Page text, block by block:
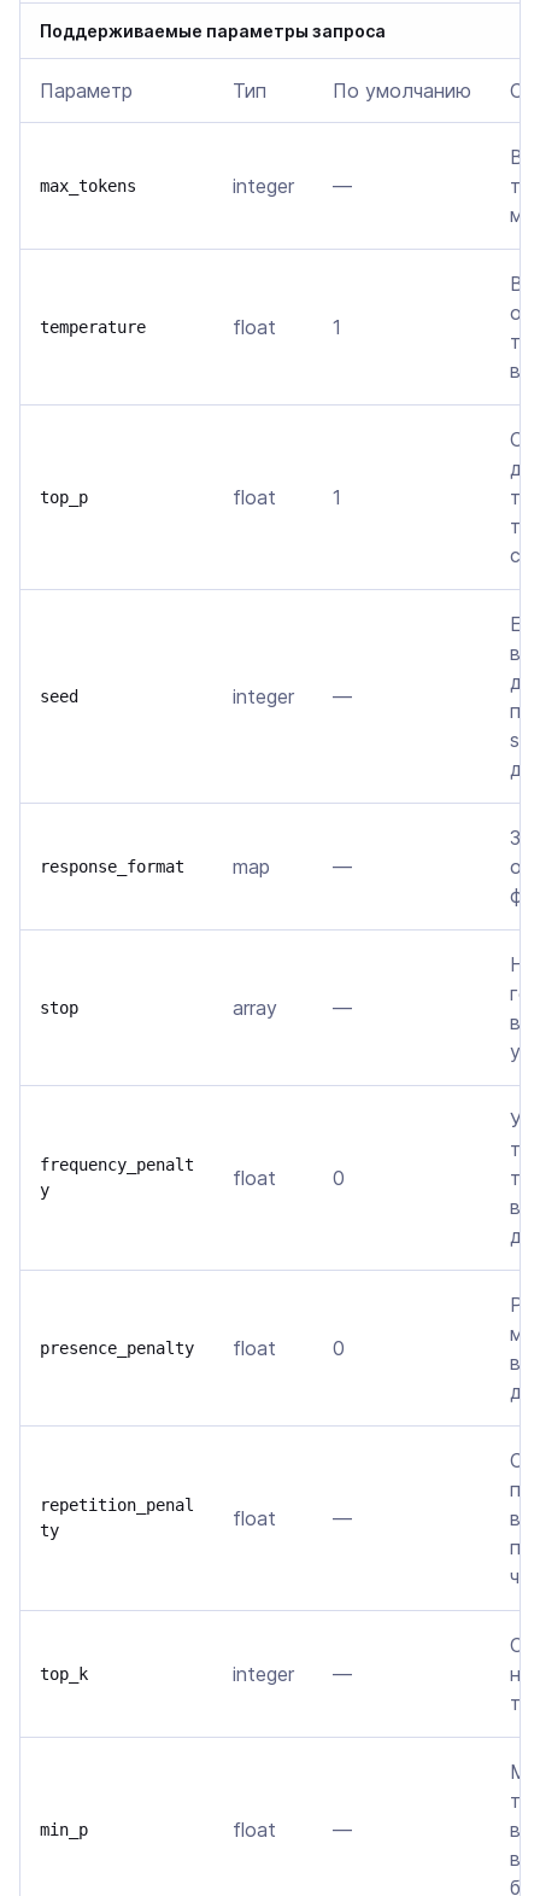
Поддерживаемые параметры запроса
Параметр Тип По умолчанию
max_tokens integer —
temperature float 1
top_p float 1
seed integer —
response_format map —
stop array —
frequency_penalt
y
float 0
presence_penalty float 0
repetition_penal
ty
float —
top_k integer —
min_p float —